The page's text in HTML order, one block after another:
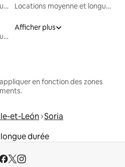
Locations moyenne et longue durée
Locations moyenne et longue durée
Locations moyenne et longue durée
Afficher plus
en fonction des zones
et-León Soria
durée